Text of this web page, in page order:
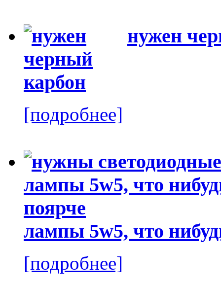
нужен
[подробнее]
лампы 5w5, что
[подробнее]